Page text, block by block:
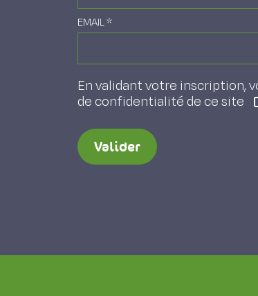
EMAIL*
En validant votre inscription,
de confidentialité de ce site
Valider